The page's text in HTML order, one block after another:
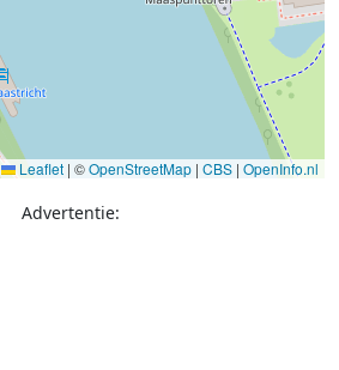
Leaflet | ©OpenStreetMap | CBS | OpenInfo.nl
Advertentie: